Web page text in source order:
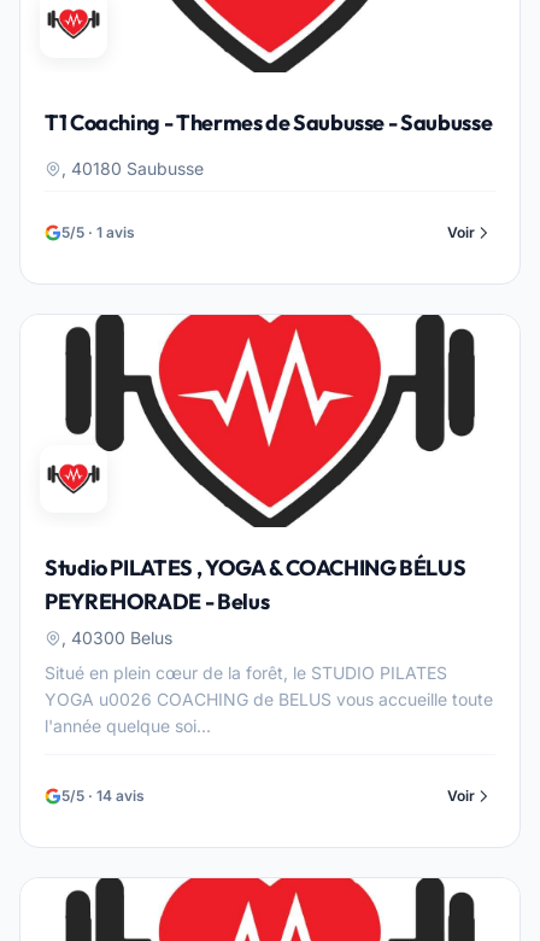
T1 Coaching - Thermes de Saubusse - Saubusse
, 40180 Saubusse
5/5 · 1 avis Voir
Studio PILATES , YOGA & COACHING BÉLUS
PEYREHORADE - Belus
, 40300 Belus
Situé en plein cœur de la forêt, le STUDIO PILATES
YOGA u0026 COACHING de BELUS vous accueille toute
l'année quelque soi...
5/5 · 14 avis Voir